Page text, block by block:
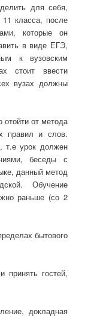
для себя,
класса, после
которые он
в виде ЕГЭ,
к вузовским
стоит ввести
вузах должны
отойти от метода
правил и слов.
т.е урок должен
беседы с
данный метод
Обучение
раньше (со 2
бытового
принять гостей,
докладная